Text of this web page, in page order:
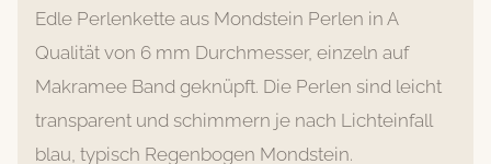
Edle Perlenkette aus Mondstein Perlen in A
Qualität von 6 mm Durchmesser, einzeln auf
Makramee Band geknüpft. Die Perlen sind leicht
transparent und schimmern je nach Lichteinfall
blau, typisch Regenbogen Mondstein.